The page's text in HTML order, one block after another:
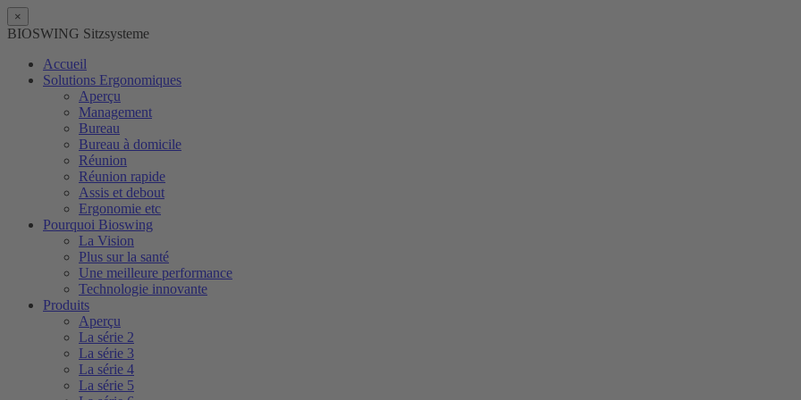
×
BIOSWING Sitzsysteme
Accueil
Solutions Ergonomiques
Aperçu
Management
Bureau
Bureau à domicile
Réunion
Réunion rapide
Assis et debout
Ergonomie etc
Pourquoi Bioswing
La Vision
Plus sur la santé
Une meilleure performance
Technologie innovante
Produits
Aperçu
La série 2
La série 3
La série 4
La série 5